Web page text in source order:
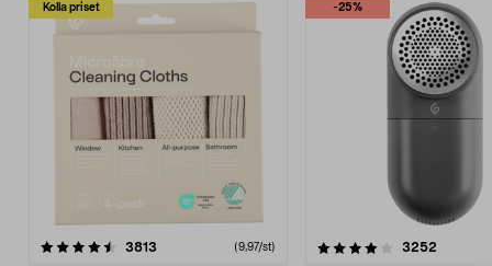
Kolla priset
3813 (9,97/st)
-25%
4.0av 5 stjärnor 3252
4.5av 5 stjärnor